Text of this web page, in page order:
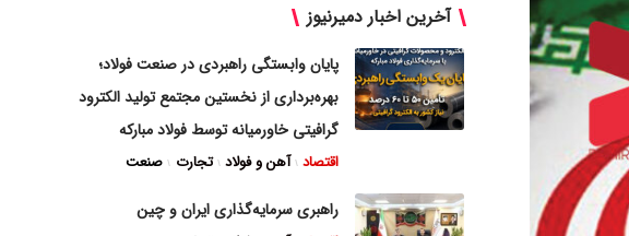
آخرین اخبار دمیرنیوز
پایان وابستگی راهبردی در صنعت فولاد؛
بهره‌برداری از نخستین مجتمع تولید الکترود
گرافیتی خاورمیانه توسط فولاد مبارکه
اقتصاد آهن و فولاد تجارت صنعت
راهبری سرمایه‌گذاری ایران و چین